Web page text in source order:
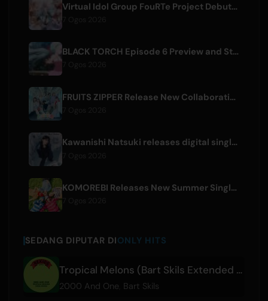
Virtual Idol Group FouRTe Project Debuts with 'ALL IN' Album Produced by m-flo's ☆Taku Takahashi
BLACK TORCH Episode 6 Preview and Streaming Details
FRUITS ZIPPER Release New Collaboration Song '1,2,3,FOOOOUR'
Kawanishi Natsuki releases digital single 'Sayonara wa Ichiban Kirei na Atashi de'
KOMOREBI Releases New Summer Single 'Letsu Natsu'
SEDANG DIPUTAR DIONLY HITS
Tropical Melons (Bart Skils Extended Remix)
2000 And One Bart Skils